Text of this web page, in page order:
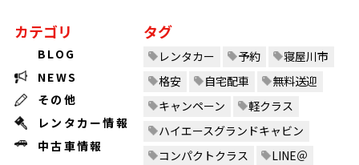
カテゴリ
BLOG
NEWS
その他
レンタカー情報
中古車情報
タグ
レンタカー 予約
寝屋川市
格安
自宅配車
無料送迎
キャンペーン
軽クラス
ハイエースグランドキャビン
コンパクトクラス
LINE＠